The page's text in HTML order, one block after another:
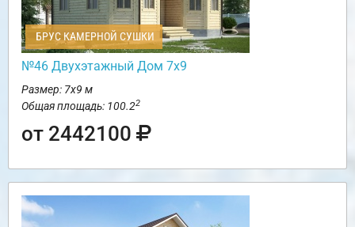
БРУС КАМЕРНОЙ СУШКИ
№46 Двухэтажный Дом 7х9
Размер: 7х9 м
Общая площадь: 100.22
от 2442100